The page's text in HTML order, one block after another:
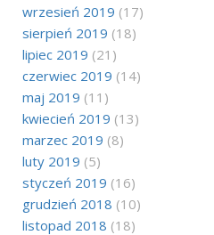
wrzesień 2019 (17)
sierpień 2019 (18)
lipiec 2019 (21)
czerwiec 2019 (14)
maj 2019 (11)
kwiecień 2019 (13)
marzec 2019 (8)
luty 2019 (5)
styczeń 2019 (16)
grudzień 2018 (10)
listopad 2018 (18)